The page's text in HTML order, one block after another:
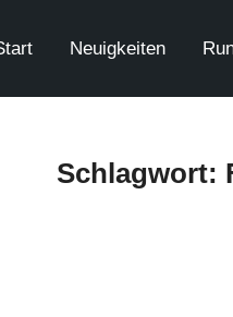
Neuigkeiten
Schlagwort: